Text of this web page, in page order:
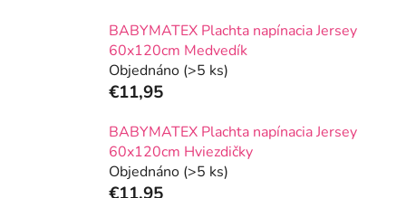
BABYMATEX Plachta napínacia Jersey
60x120cm Medvedík
Objednáno (>5 ks)
€11,95
BABYMATEX Plachta napínacia Jersey
60x120cm Hviezdičky
Objednáno (>5 ks)
€11,95